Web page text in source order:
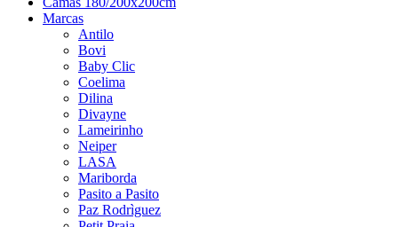
Marcas
Antilo
Bovi
Baby Clic
Coelima
Dilina
Divayne
Lameirinho
Neiper
LASA
Mariborda
Pasito a Pasito
Paz Rodrìguez